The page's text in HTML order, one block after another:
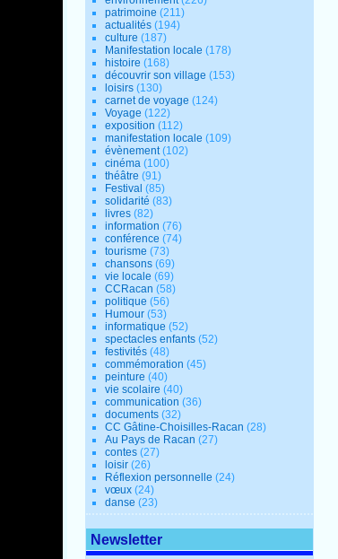
patrimoine (211)
actualités (194)
culture (187)
Manifestation locale (178)
histoire (168)
découvrir son village (153)
loisirs (130)
carnet de voyage (124)
Voyage (122)
exposition (112)
manifestation locale (109)
évènement(102)
cinéma (100)
théâtre (91)
Festival (85)
solidarité (83)
livres (82)
information (76)
conférence (74)
tourisme (73)
chansons (69)
vie locale (69)
CCRacan (58)
politique (56)
Humour (53)
informatique (52)
spectacles enfants (52)
festivités (48)
commémoration (45)
peinture (40)
vie scolaire (40)
communication (36)
documents (32)
CC Gâtine-Choisilles-Racan (28)
Au Pays de Racan (27)
contes (27)
loisir (26)
Réflexion personnelle (24)
vœux (24)
danse (23)
Newsletter